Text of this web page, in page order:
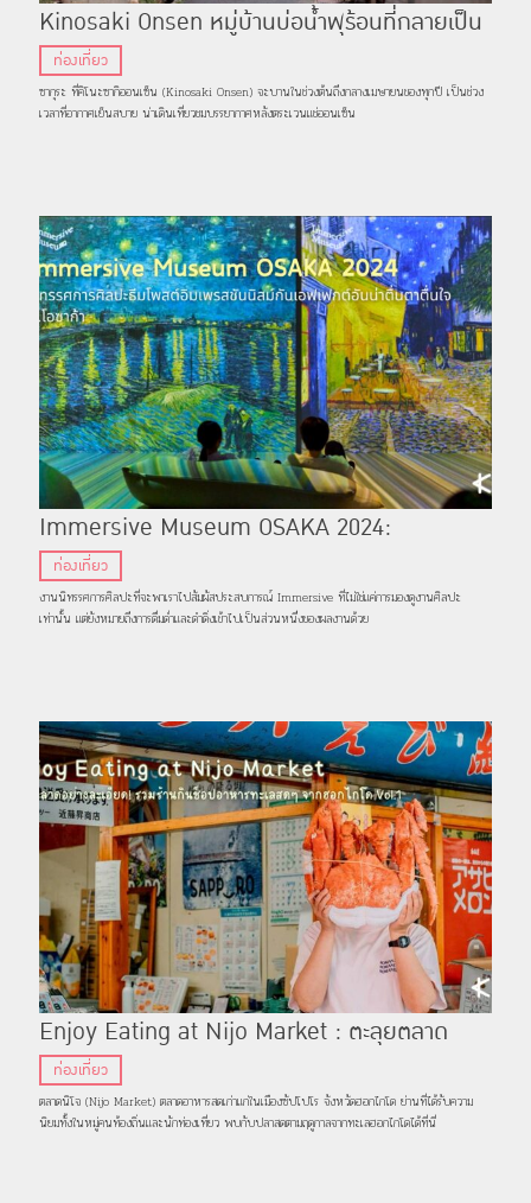
Kinosaki Onsen หมู่บ้านบ่อน้ำพุร้อนที่กลายเป็น
สีชมพูในฤดูซากุระ
ท่องเที่ยว
ซากุระ ที่คิโนะซากิออนเซ็น (Kinosaki Onsen) จะบานในช่วงต้นถึงกลางเมษายนของทุกปี เป็นช่วง
เวลาที่อากาศเย็นสบาย น่าเดินเที่ยวชมบรรยากาศหลังตระเวนแช่ออนเซ็น
Immersive Museum OSAKA 2024:
นิทรรศการศิลปะธีมโพสต์อิมเพรสชันนิสม์กับ
เอฟเฟกต์อันน่าตื่นตาตื่นใจ จ.โอซาก้า
ท่องเที่ยว
งานนิทรรศการศิลปะที่จะพาเราไปสัมผัสประสบการณ์ Immersive ที่ไม่ใช่แค่การมองดูงานศิลปะ
เท่านั้น แต่ยังหมายถึงการดื่มด่ำและดำดิ่งเข้าไปเป็นส่วนหนึ่งของผลงานด้วย
Enjoy Eating at Nijo Market : ตะลุยตลาด
อย่างละเอียด! รวมร้านกินช็อปอาหารทะเลสดๆ จาก
ฮอกไกโด Vol.1
ท่องเที่ยว
ตลาดนิโจ (Nijo Market) ตลาดอาหารสดเก่าแก่ในเมืองซัปโปโร จังหวัดฮอกไกโด ย่านที่ได้รับความ
นิยมทั้งในหมู่คนท้องถิ่นและนักท่องเที่ยว พบกับปลาสดตามฤดูกาลจากทะเลฮอกไกโดได้ที่นี่